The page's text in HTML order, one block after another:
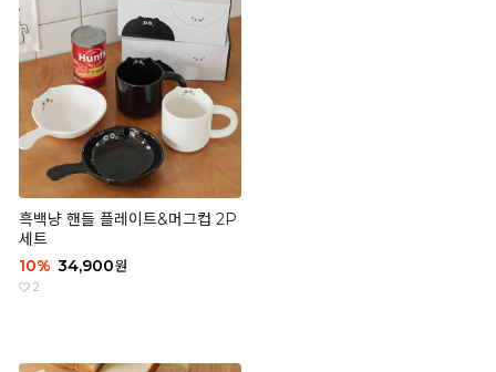
흑백냥 핸들 플레이트&머그컵 2P
세트
10% 34,900원
2